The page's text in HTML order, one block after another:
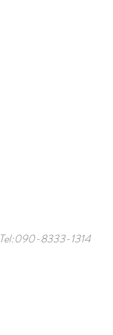
Tel:090-8333-1314